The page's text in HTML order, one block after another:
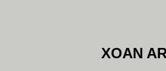
XOAN